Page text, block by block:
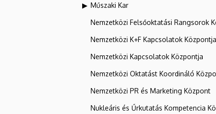
Műszaki Kar
Nemzetközi Felsőoktatási Rangsorok
Nemzetközi K+F Kapcsolatok Központja
Nemzetközi Kapcsolatok Központja
Nemzetközi Oktatást Koordináló
Nemzetközi PR és Marketing Központ
Nukleáris és Űrkutatás Kompetencia